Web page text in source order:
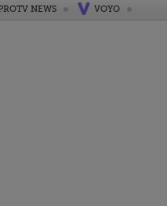
NEWS VOYO